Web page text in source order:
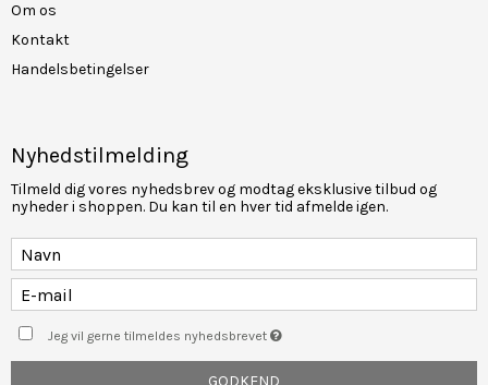
Om os
Kontakt
Handelsbetingelser
Nyhedstilmelding
Tilmeld dig vores nyhedsbrev og modtag eksklusive tilbud og
nyheder i shoppen. Du kan til en hver tid afmelde igen.
Jeg vil gerne tilmeldes nyhedsbrevet